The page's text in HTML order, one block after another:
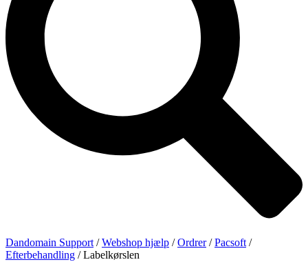
Dandomain Support /Webshop hjælp /Ordrer/Pacsoft /
Efterbehandling /Labelkørslen